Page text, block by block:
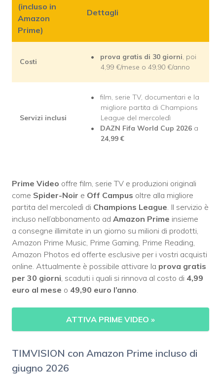
(incluso in
Amazon
Prime)
Dettagli
Costi
prova gratis di 30 giorni, poi
4,99 €/mese o 49,90 €/anno
Servizi inclusi
film, serie TV, documentari e la
migliore partita di Champions
League del mercoledì
DAZN Fifa World Cup 2026 a
24,99 €
Prime Video offre film, serie TV e produzioni originali
come Spider-Noir e Off Campus oltre alla migliore
partita del mercoledì di Champions League . Il servizio è
incluso nell’abbonamento ad Amazon Prime insieme
a consegne illimitate in un giorno su milioni di prodotti,
Amazon Prime Music, Prime Gaming, Prime Reading,
Amazon Photos ed offerte esclusive per i vostri acquisti
online. Attualmente è possibile attivare la prova gratis
per 30 giorni , scaduti i quali si rinnova al costo di 4,99
euro al mese o 49,90 euro l’anno
ATTIVA PRIME VIDEO »
TIMVISION con Amazon Prime incluso di
giugno 2026